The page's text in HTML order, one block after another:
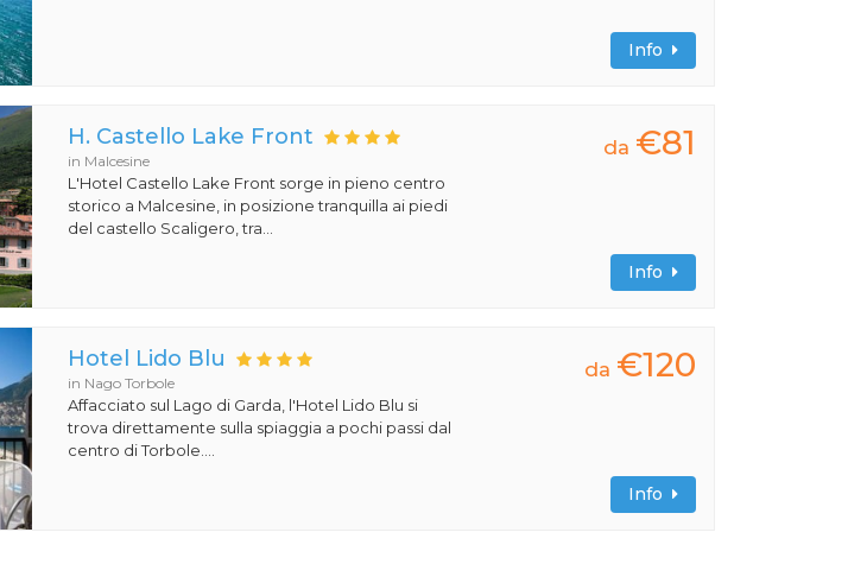
Info
H. Castello Lake Front
in Malcesine
L'Hotel Castello Lake Front sorge in pieno centro
storico a Malcesine, in posizione tranquilla ai piedi
del castello Scaligero, tra...
da €81
Info
Hotel Lido Blu
in Nago Torbole
Affacciato sul Lago di Garda, l'Hotel Lido Blu si
trova direttamente sulla spiaggia a pochi passi dal
centro di Torbole....
da €120
Info